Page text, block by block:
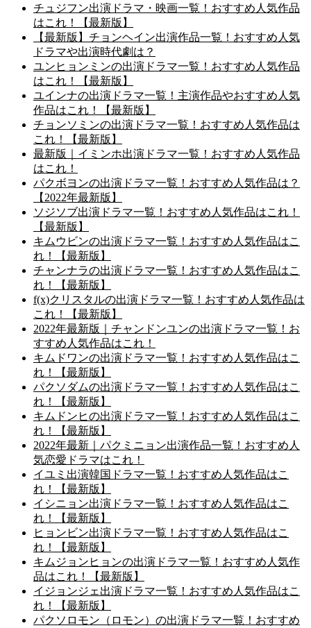
チュジフン出演ドラマ・映画一覧！おすすめ人気作品
はこれ！【最新版】
【最新版】チョンヘイン出演作品一覧！おすすめ人気
ドラマや出演時代劇は？
ユンヒョンミンの出演ドラマ一覧！おすすめ人気作品
はこれ！【最新版】
ユインナの出演ドラマ一覧！主演作品やおすすめ人気
作品はこれ！【最新版】
チョンソミンの出演ドラマ一覧！おすすめ人気作品は
これ！【最新版】
最新版｜イミンホ出演ドラマ一覧！おすすめ人気作品
はこれ！
パクボヨンの出演ドラマ一覧！おすすめ人気作品は？
【2022年最新版】
ソジソブ出演ドラマ一覧！おすすめ人気作品はこれ！
【最新版】
キムウビンの出演ドラマ一覧！おすすめ人気作品はこ
れ！【最新版】
チャンナラの出演ドラマ一覧！おすすめ人気作品はこ
れ！【最新版】
f(x)クリスタルの出演ドラマ一覧！おすすめ人気作品は
これ！【最新版】
2022年最新版｜チャンドンユンの出演ドラマ一覧！お
すすめ人気作品はこれ！
キムドワンの出演ドラマ一覧！おすすめ人気作品はこ
れ！【最新版】
パクソダムの出演ドラマ一覧！おすすめ人気作品はこ
れ！【最新版】
キムドンヒの出演ドラマ一覧！おすすめ人気作品はこ
れ！【最新版】
2022年最新｜パクミニョン出演作品一覧！おすすめ人
気恋愛ドラマはこれ！
イユミ出演韓国ドラマ一覧！おすすめ人気作品はこ
れ！【最新版】
イシニョン出演ドラマ一覧！おすすめ人気作品はこ
れ！【最新版】
ヒョンビン出演ドラマ一覧！おすすめ人気作品はこ
れ！【最新版】
キムジョンヒョンの出演ドラマ一覧！おすすめ人気作
品はこれ！【最新版】
イジョンジェ出演ドラマ一覧！おすすめ人気作品はこ
れ！【最新版】
パクソロモン（ロモン）の出演ドラマ一覧！おすすめ